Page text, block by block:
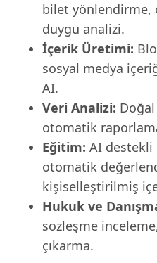
bilet yönlendirme,
duygu analizi.
İçerik Üretimi:
sosyal medya
AI.
Veri Analizi:
otomatik
Eğitim: AI destekli
otomatik
kişiselleştirilmiş
Hukuk ve
sözleşme
çıkarma.